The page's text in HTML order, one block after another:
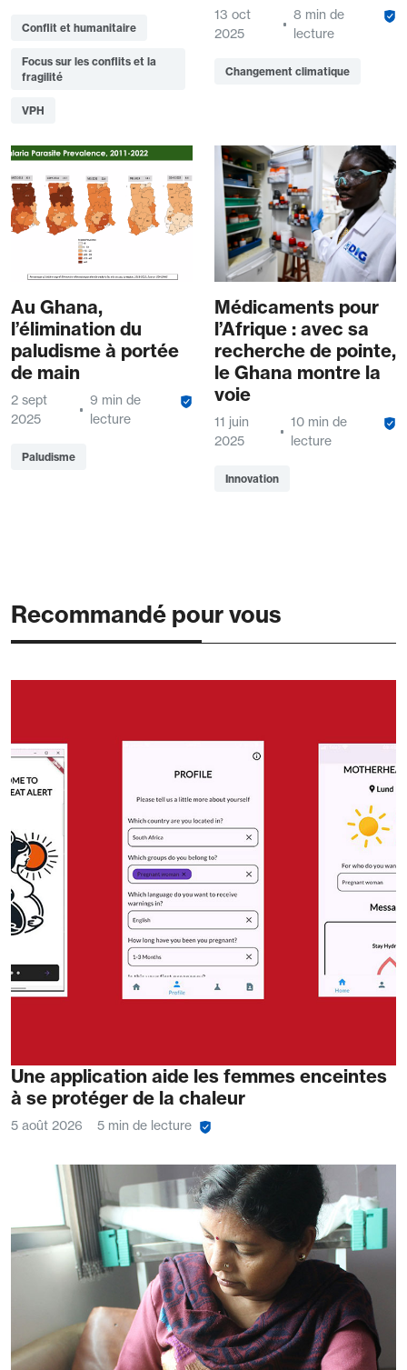
Conflit et humanitaire
Focus sur les conflits et la
fragilité
VPH
13 oct
2025
8 min de
lecture
Changement climatique
Au Ghana,
l’élimination du
paludisme à portée
de main
2 sept
2025
9 min de
lecture
Paludisme
Médicaments pour
l’Afrique : avec sa
recherche de pointe,
le Ghana montre la
voie
11 juin
2025
10 min de
lecture
Innovation
Recommandé pour vous
Une application aide les femmes enceintes
à se protéger de la chaleur
5 août 2026 5 min de lecture